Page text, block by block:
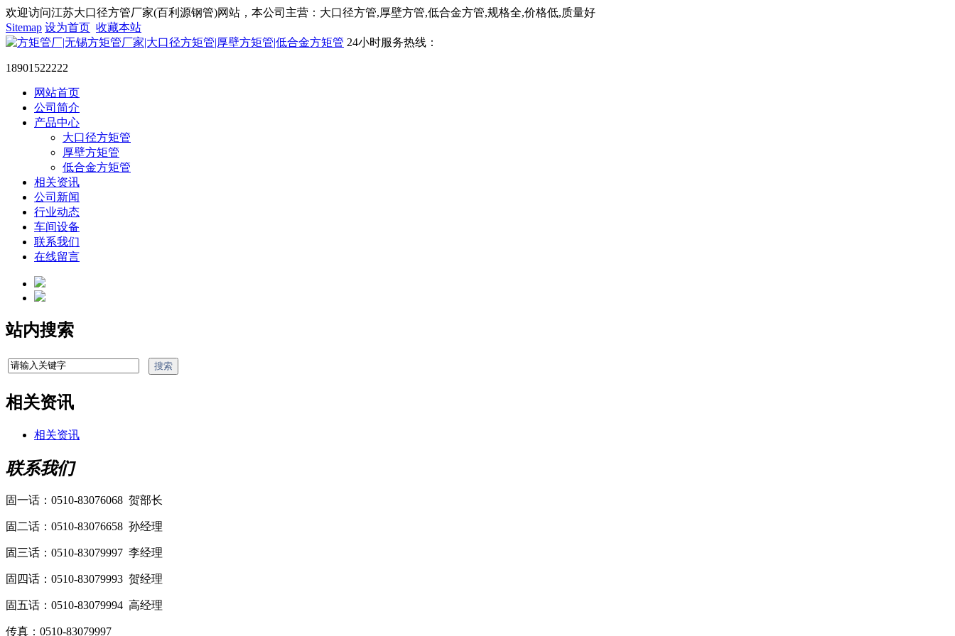
欢迎访问江苏大口径方管厂家(百利源钢管)网站，本公司主营：大口径方管,厚壁方管,低合金方管,规格全,价格低,质量好
Sitemap 设为首页 收藏本站
24小时服务热线：
18901522222
网站首页
公司简介
产品中心
大口径方矩管
厚壁方矩管
低合金方矩管
相关资讯
公司新闻
行业动态
车间设备
联系我们
在线留言
站内搜索
相关资讯
相关资讯
联系我们
固一话：0510-83076068 贺部长
固二话：0510-83076658 孙经理
固三话：0510-83079997 李经理
固四话：0510-83079993 贺经理
固五话：0510-83079994 高经理
传真：0510-83079997